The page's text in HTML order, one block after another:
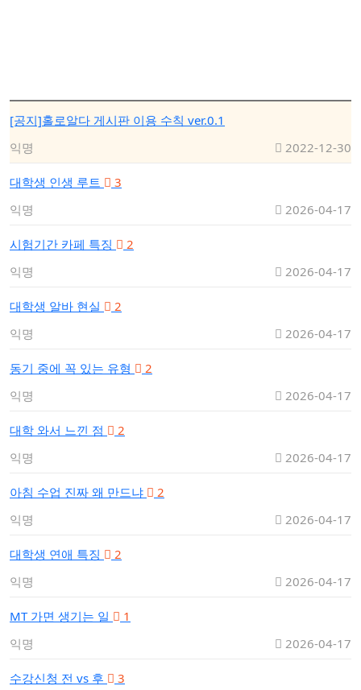
[공지]홀로알다 게시판 이용 수칙 ver.0.1
익명
2022-12-30
대학생 인생 루트
3
익명
2026-04-17
시험기간 카페 특징
2
익명
2026-04-17
대학생 알바 현실
2
익명
2026-04-17
동기 중에 꼭 있는 유형
2
익명
2026-04-17
대학 와서 느낀 점
2
익명
2026-04-17
아침 수업 진짜 왜 만드냐
2
익명
2026-04-17
대학생 연애 특징
2
익명
2026-04-17
MT 가면 생기는 일
1
익명
2026-04-17
수강신청 전 vs 후
3